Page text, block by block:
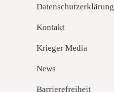
Datenschutzerklärung
Kontakt
Krieger Media
News
Barrierefreiheit